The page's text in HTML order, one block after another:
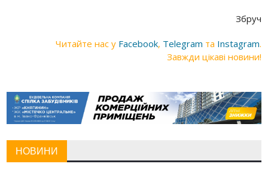
Збруч
Читайте нас у Facebook, Telegram та Instagram.
Завжди цікаві новини!
НОВИНИ